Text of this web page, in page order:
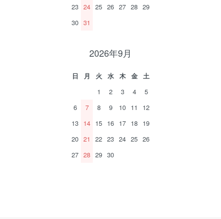
23 24 25 26 27 28 29
30 31
2026年9月
日 月 火 水 木 金
土
1
2 3 4
5
6
7 8 9 10 11
12
13 14 15 16 17 18 19
20 21 22 23 24 25 26
27 28 29 30